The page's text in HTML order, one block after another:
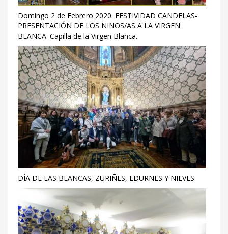
Domingo 2 de Febrero 2020. FESTIVIDAD CANDELAS-
PRESENTACIÓN DE LOS NIÑOS/AS A LA VIRGEN
BLANCA. Capilla de la Virgen Blanca.
DÍA DE LAS BLANCAS, ZURIÑES, EDURNES Y NIEVES